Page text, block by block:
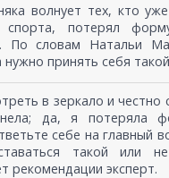
волнует тех, кто
потерял
По словам Натальи
принять себя
в зеркало и честно
да, я потеряла
себе на главный
такой или
рекомендации эксперт.